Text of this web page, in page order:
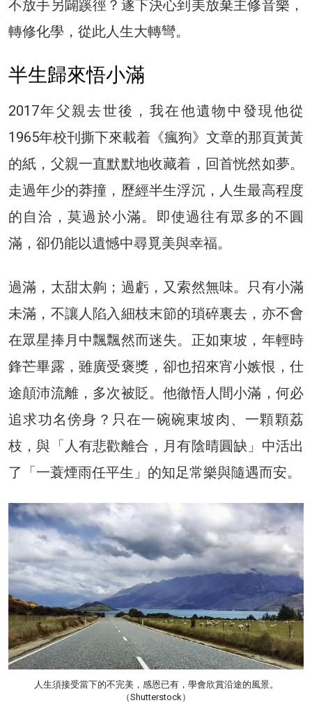
不放手另闢蹊徑？遂下決心到美放棄主修音樂，
轉修化學，從此人生大轉彎。
半生歸來悟小滿
2017年父親去世後，我在他遺物中發現他從
1965年校刊撕下來載着《瘋狗》文章的那頁黃黃
的紙，父親一直默默地收藏着，回首恍然如夢。
走過年少的莽撞，歷經半生浮沉，人生最高程度
的自洽，莫過於小滿。即使過往有眾多的不圓
滿，卻仍能以遺憾中尋覓美與幸福。
過滿，太甜太齁；過虧，又索然無味。只有小滿
未滿，不讓人陷入細枝末節的瑣碎裏去，亦不會
在眾星捧月中飄飄然而迷失。正如東坡，年輕時
鋒芒畢露，雖廣受褒獎，卻也招來宵小嫉恨，仕
途顛沛流離，多次被貶。他徹悟人間小滿，何必
追求功名傍身？只在一碗碗東坡肉、一顆顆荔
枝，與「人有悲歡離合，月有陰晴圓缺」中活出
了「一蓑煙雨任平生」的知足常樂與隨遇而安。
人生須接受當下的不完美，感恩已有，學會欣賞沿途的風景。
（Shutterstock）